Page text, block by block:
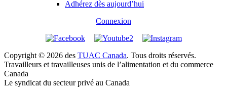
Adhérez dès aujourd’hui
Connexion
Copyright © 2026 des TUAC Canada. Tous droits réservés.
Travailleurs et travailleuses unis de l’alimentation et du commerce
Canada
Le syndicat du secteur privé au Canada